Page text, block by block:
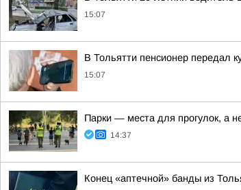
15:07
В Тольятти пенсионер передал
15:07
Парки — места для прогулок, а
14:37
Конец «аптечной» банды из